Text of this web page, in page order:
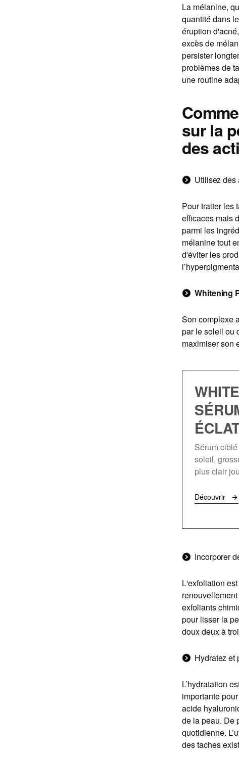
La mélanine,
quantité dans
éruption
excès de
persister
problèmes de
une routine
sur la
des
Utilisez des
Pour traiter les
efficaces mais
parmi les
mélanine tout
d'éviter les
Whitening
Son complexe
par le soleil ou
maximiser son
Sérum
soleil,
plus clair
Découvrir
Incorporer
L'exfoliation
exfoliants
pour lisser la
doux deux à
Hydratez et
L’hydratation
importante
acide
de la peau. De
quotidienne.
des taches